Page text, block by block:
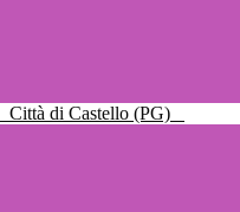
Città di Castello (PG)